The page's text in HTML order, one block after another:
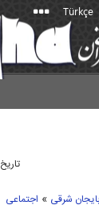
Türkçe
شرقی » اجتماعی